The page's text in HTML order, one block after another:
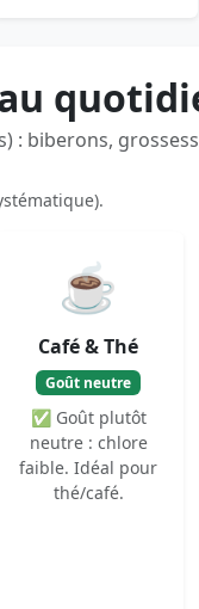
au
: biberons,
☕
Café & Thé
Goût neutre
✅ Goût plutôt
neutre : chlore
faible. Idéal pour
thé/café.